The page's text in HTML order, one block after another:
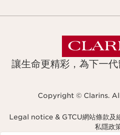
讓生命更精彩，為下一
Copyright © Clarins.
Legal notice & GTCU網站條款及
私隱政
Navigates to